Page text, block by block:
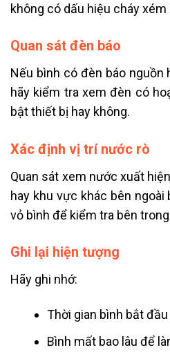
không có dấu hiệu cháy
Quan sát đèn báo
Nếu bình có đèn báo nguồn
hãy kiểm tra xem đèn có
bật thiết bị hay không.
Xác định vị trí nước rò
Quan sát xem nước xuất
hay khu vực khác bên ngoài
vỏ bình để kiểm tra bên
Ghi lại hiện tượng
Hãy ghi nhớ:
Thời gian bình bắt
Bình mất bao lâu để